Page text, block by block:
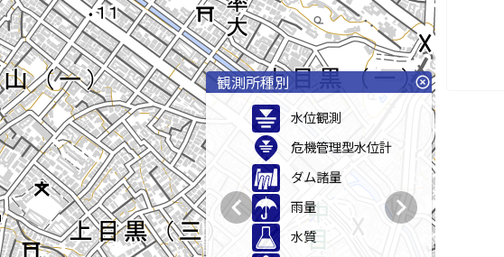
観測所種別 highlight_off
水位観測
危機管理型水位計
ダム諸量
雨量
水質
chevron_left chevron_right